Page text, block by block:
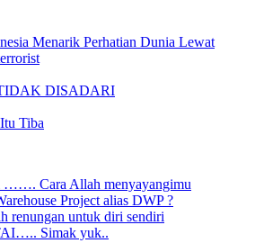
Menarik Perhatian Dunia Lewat
DISADARI
Tiba
……. Cara Allah menyayangimu
Project alias DWP ?
renungan untuk diri sendiri
Simak yuk..